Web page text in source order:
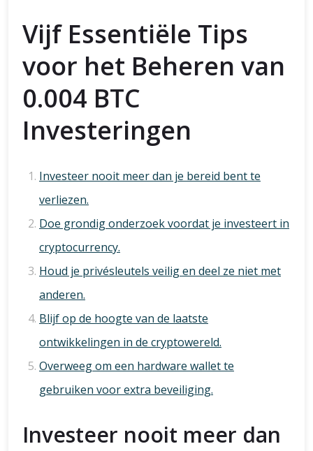
Vijf Essentiële Tips
voor het Beheren van
0.004 BTC
Investeringen
Investeer nooit meer dan je bereid bent te
verliezen.
Doe grondig onderzoek voordat je investeert in
cryptocurrency.
Houd je privésleutels veilig en deel ze niet met
anderen.
Blijf op de hoogte van de laatste
ontwikkelingen in de cryptowereld.
Overweeg om een hardware wallet te
gebruiken voor extra beveiliging.
Investeer nooit meer dan